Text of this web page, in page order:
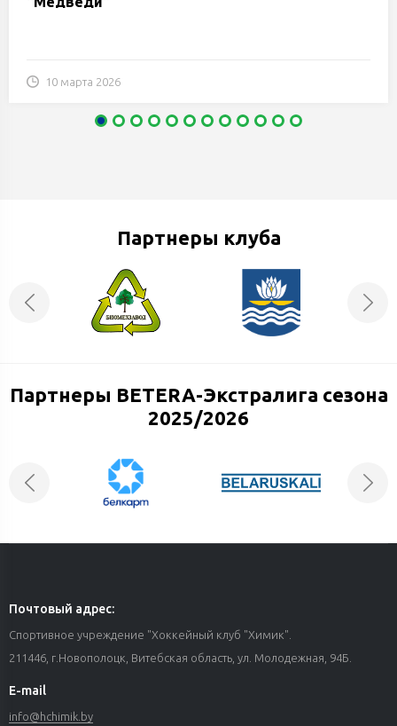
10 марта 2026
Партнеры клуба
Партнеры BETERA-Экстралига сезона
2025/2026
Почтовый адрес:
Спортивное учреждение "Хоккейный клуб "Химик".
211446, г.Новополоцк, Витебская область, ул. Молодежная, 94Б.
E-mail
info@hchimik.by